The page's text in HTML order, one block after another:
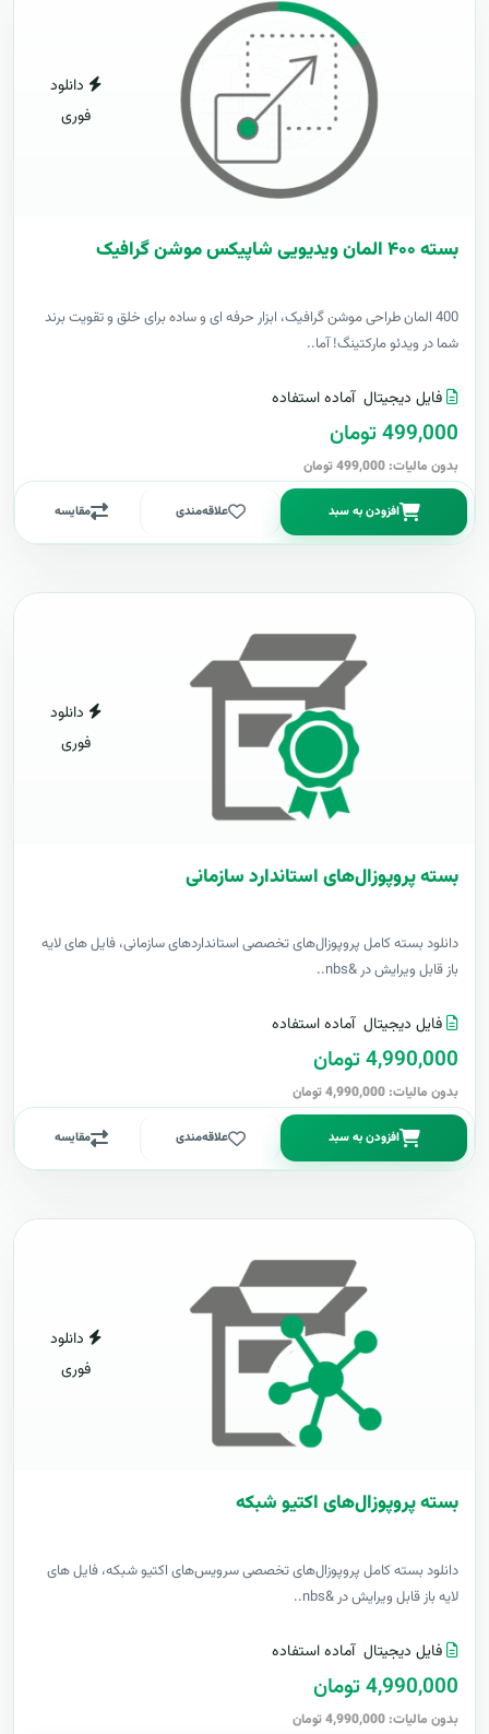
دانلود
فوری
بسته ۴۰۰ المان ویدیویی شاپیکس موشن گرافیک
400 المان طراحی موشن گرافیک، ابزار حرفه ای و ساده برای خلق و تقویت برند
شما در ویدئو مارکتینگ! آما..
فایل دیجیتال آماده استفاده
499,000 تومان
بدون مالیات: 499,000 تومان
افزودن به سبد علاقه‌مندی مقایسه
دانلود
فوری
بسته پروپوزال‌های استاندارد سازمانی
دانلود بسته کامل پروپوزال‌های تخصصی استانداردهای سازمانی، فایل های لایه
باز قابل ویرایش در &nbs..
فایل دیجیتال آماده استفاده
4,990,000 تومان
بدون مالیات: 4,990,000 تومان
افزودن به سبد علاقه‌مندی مقایسه
دانلود
فوری
بسته پروپوزال‌های اکتیو شبکه
دانلود بسته کامل پروپوزال‌های تخصصی سرویس‌های اکتیو شبکه، فایل های
لایه باز قابل ویرایش در &nbs..
فایل دیجیتال آماده استفاده
4,990,000 تومان
بدون مالیات: 4,990,000 تومان